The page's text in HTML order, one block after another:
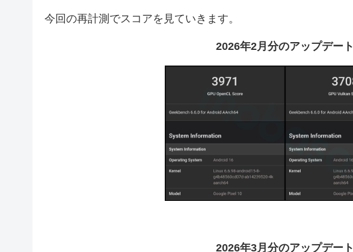
今回の再計測でスコアを見ていきます。
2026年2月分のアップデート
2026年3月分のアップデート